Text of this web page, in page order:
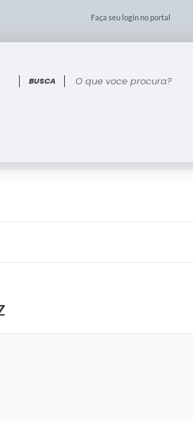
Faça seu login no portal
O que voce procura?